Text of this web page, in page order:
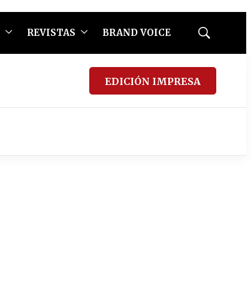
REVISTAS BRAND VOICE
Mostrar
EDICIÓN IMPRESA